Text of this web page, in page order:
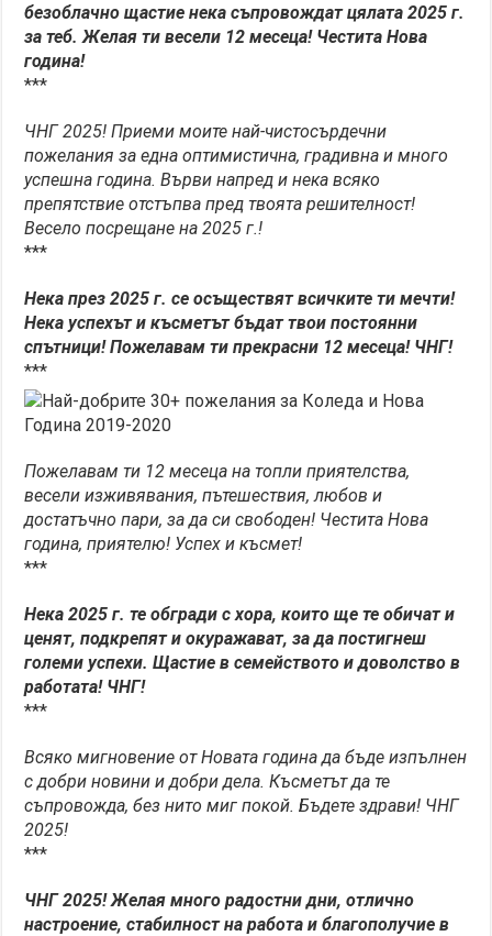
безоблачно щастие нека съпровождат цялата 2025 г.
за теб. Желая ти весели 12 месеца! Честита Нова
година!
***
ЧНГ 2025! Приеми моите най-чистосърдечни
пожелания за една оптимистична, градивна и много
успешна година. Върви напред и нека всяко
препятствие отстъпва пред твоята решителност!
Весело посрещане на 2025 г.!
***
Нека през 2025 г. се осъществят всичките ти мечти!
Нека успехът и късметът бъдат твои постоянни
спътници! Пожелавам ти прекрасни 12 месеца! ЧНГ!
***
Пожелавам ти 12 месеца на топли приятелства,
весели изживявания, пътешествия, любов и
достатъчно пари, за да си свободен! Честита Нова
година, приятелю! Успех и късмет!
***
Нека 2025 г. те обгради с хора, които ще те обичат и
ценят, подкрепят и окуражават, за да постигнеш
големи успехи. Щастие в семейството и доволство в
работата! ЧНГ!
***
Всяко мигновение от Новата година да бъде изпълнен
с добри новини и добри дела. Късметът да те
съпровожда, без нито миг покой. Бъдете здрави! ЧНГ
2025!
***
ЧНГ 2025! Желая много радостни дни, отлично
настроение, стабилност на работа и благополучие в